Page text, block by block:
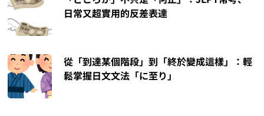
日常又超實用的反差表達
從「到達某個階段」到「終於變成這樣」：輕
鬆掌握日文文法「に至り」